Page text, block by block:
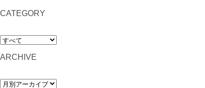
CATEGORY
ARCHIVE